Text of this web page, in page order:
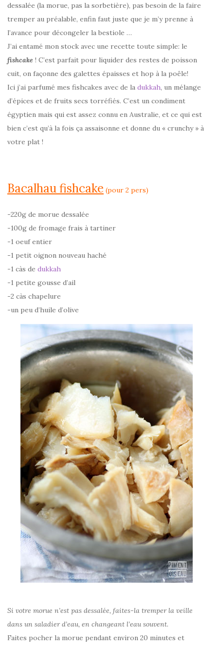
dessalée (la morue, pas la sorbetière), pas besoin de la faire
tremper au préalable, enfin faut juste que je m’y prenne à
l’avance pour décongeler la bestiole …
J’ai entamé mon stock avec une recette toute simple: le
fishcake ! C’est parfait pour liquider des restes de poisson
cuit, on façonne des galettes épaisses et hop à la poêle!
Ici j’ai parfumé mes fishcakes avec de la dukkah, un mélange
d’épices et de fruits secs torréfiés. C’est un condiment
égyptien mais qui est assez connu en Australie, et ce qui est
bien c’est qu’à la fois ça assaisonne et donne du « crunchy » à
votre plat !
Bacalhau fishcake (pour 2 pers)
-220g de morue dessalée
-100g de fromage frais à tartiner
-1 oeuf entier
-1 petit oignon nouveau haché
-1 càs de dukkah
-1 petite gousse d’ail
-2 càs chapelure
-un peu d’huile d’olive
Si votre morue n’est pas dessalée, faites-la tremper la veille
dans un saladier d’eau, en changeant l’eau souvent.
Faites pocher la morue pendant environ 20 minutes et